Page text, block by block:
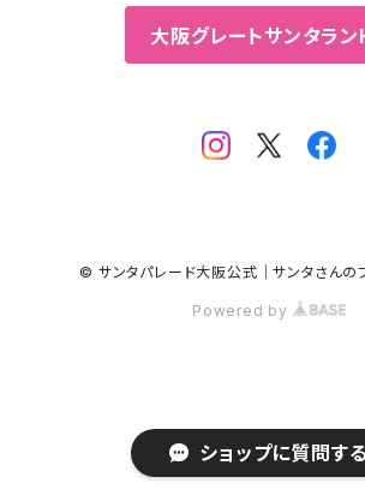
大阪グレートサンタラン
© サンタパレード大阪公式｜サンタさんの
Powered by
ショップに質問する